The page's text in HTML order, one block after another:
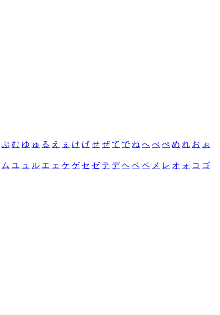
ぷ む ゆ ゅ る え ぇ け げ せ ぜ て で ね へ べ ぺ め れ お ぉ
ム ユ ュ ル エ ェ ケ ゲ セ ゼ テ デ ヘ ベ ペ メ レ オ ォ コ ゴ